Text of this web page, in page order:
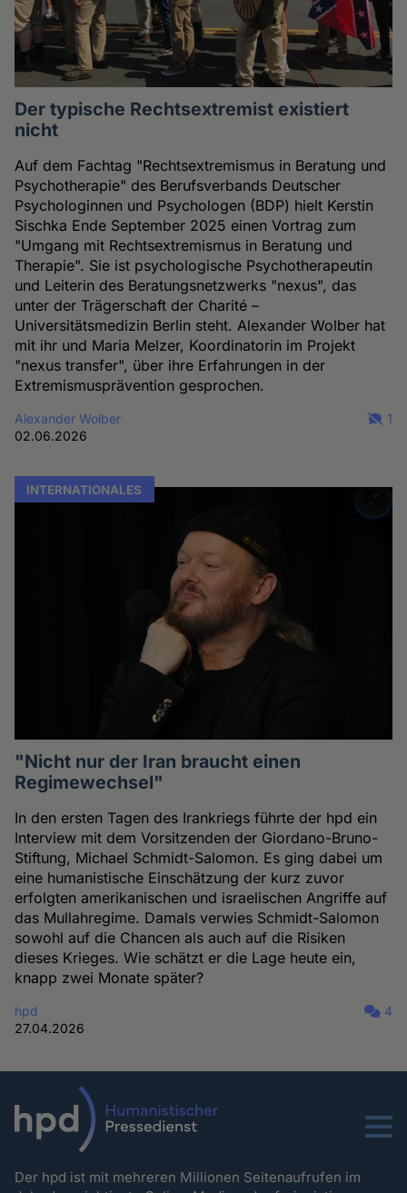
Der typische Rechtsextremist existiert
nicht
Auf dem Fachtag "Rechtsextremismus in Beratung und
Psychotherapie" des Berufsverbands Deutscher
Psychologinnen und Psychologen (BDP) hielt Kerstin
Sischka Ende September 2025 einen Vortrag zum
"Umgang mit Rechtsextremismus in Beratung und
Therapie". Sie ist psychologische Psychotherapeutin
und Leiterin des Beratungsnetzwerks "nexus", das
unter der Trägerschaft der Charité –
Universitätsmedizin Berlin steht. Alexander Wolber hat
mit ihr und Maria Melzer, Koordinatorin im Projekt
"nexus transfer", über ihre Erfahrungen in der
Extremismusprävention gesprochen.
Alexander Wolber
02.06.2026
1
INTERNATIONALES
"Nicht nur der Iran braucht einen
Regimewechsel"
In den ersten Tagen des Irankriegs führte der hpd ein
Interview mit dem Vorsitzenden der Giordano-Bruno-
Stiftung, Michael Schmidt-Salomon. Es ging dabei um
eine humanistische Einschätzung der kurz zuvor
erfolgten amerikanischen und israelischen Angriffe auf
das Mullahregime. Damals verwies Schmidt-Salomon
sowohl auf die Chancen als auch auf die Risiken
dieses Krieges. Wie schätzt er die Lage heute ein,
knapp zwei Monate später?
hpd
27.04.2026
4
Menu
Der hpd ist mit mehreren Millionen Seitenaufrufen im